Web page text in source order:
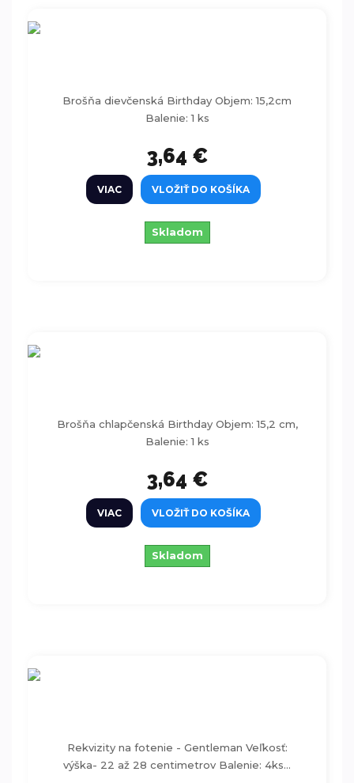
Brošňa dievčenská Birthday Objem: 15,2cm
Balenie: 1 ks
3,64 €
VIAC VLOŽIŤ DO KOŠÍKA
Skladom
Brošňa chlapčenská Birthday Objem: 15,2 cm,
Balenie: 1 ks
3,64 €
VIAC VLOŽIŤ DO KOŠÍKA
Skladom
Rekvizity na fotenie - Gentleman Veľkosť:
výška- 22 až 28 centimetrov Balenie: 4ks...